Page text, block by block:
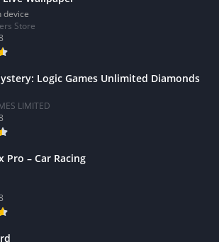
Wallpaper
Store
Logic Games Unlimited Diamonds
LIMITED
Pro – Car Racing